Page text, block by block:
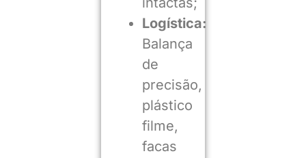
Logística:
Balança
de
precisão,
plástico
filme,
facas